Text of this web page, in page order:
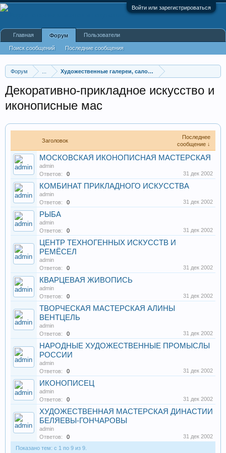
Войти или зарегистрироваться
Форум Художественные галереи, салоны, студии
Декоративно-прикладное искусство и
иконописные мас
Заголовок
Последнее
сообщение ↓
МОСКОВСКАЯ ИКОНОПИСНАЯ МАСТЕРСКАЯ
admin
Ответов:
0 31 дек 2002
КОМБИНАТ ПРИКЛАДНОГО ИСКУССТВА
admin
Ответов:
0 31 дек 2002
РЫБА
admin
Ответов:
0 31 дек 2002
ЦЕНТР ТЕХНОГЕННЫХ ИСКУССТВ И
РЕМЁСЕЛ
admin
Ответов:
0 31 дек 2002
КВАРЦЕВАЯ ЖИВОПИСЬ
admin
Ответов:
0 31 дек 2002
ТВОРЧЕСКАЯ МАСТЕРСКАЯ АЛИНЫ
ВЕНТЦЕЛЬ
admin
Ответов:
0 31 дек 2002
НАРОДНЫЕ ХУДОЖЕСТВЕННЫЕ ПРОМЫСЛЫ
РОССИИ
admin
Ответов:
0 31 дек 2002
ИКОНОПИСЕЦ
admin
Ответов:
0 31 дек 2002
ХУДОЖЕСТВЕННАЯ МАСТЕРСКАЯ ДИНАСТИИ
БЕЛЯЕВЫ-ГОНЧАРОВЫ
admin
Ответов:
0
31 дек 2002
Показано тем: с 1 по 9 из 9.
Главная Форум
Поиск сообщений Последние сообщения
Пользователи